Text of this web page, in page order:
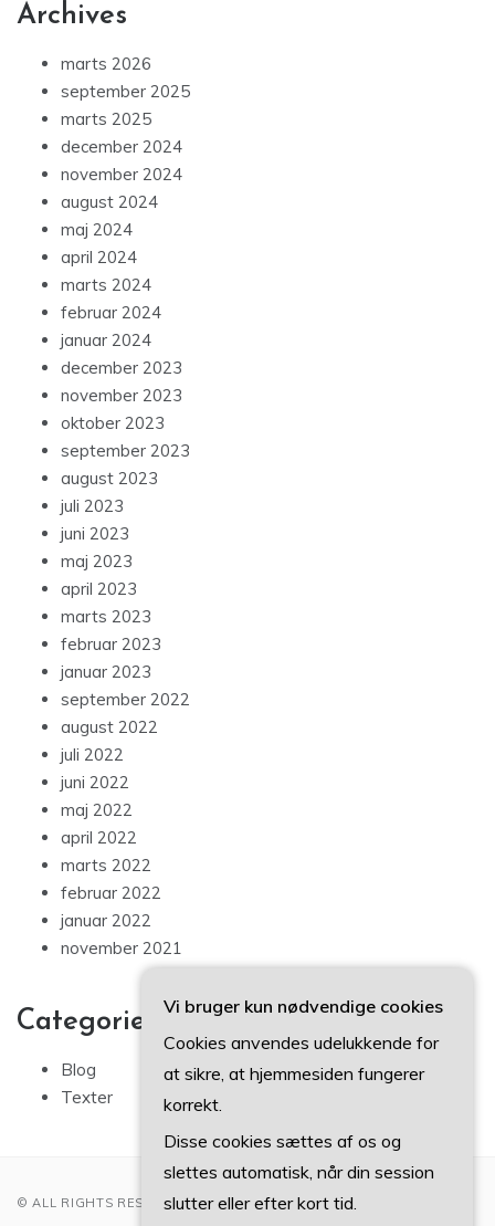
Archives
marts 2026
september 2025
marts 2025
december 2024
november 2024
august 2024
maj 2024
april 2024
marts 2024
februar 2024
januar 2024
december 2023
november 2023
oktober 2023
september 2023
august 2023
juli 2023
juni 2023
maj 2023
april 2023
marts 2023
februar 2023
januar 2023
september 2022
august 2022
juli 2022
juni 2022
maj 2022
april 2022
marts 2022
februar 2022
januar 2022
november 2021
Categories
Blog
Texter
© ALL RIGHTS RESERVED 2022
Vi bruger kun nødvendige cookies
Cookies anvendes udelukkende for
at sikre, at hjemmesiden fungerer
korrekt.
Disse cookies sættes af os og
slettes automatisk, når din session
slutter eller efter kort tid.